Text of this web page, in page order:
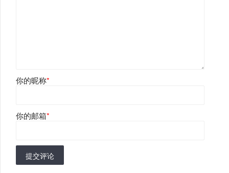
你的昵称*
你的邮箱*
提交评论